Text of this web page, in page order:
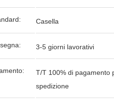
Casella
3-5 giorni lavorativi
T/T 100% di pagamento
spedizione